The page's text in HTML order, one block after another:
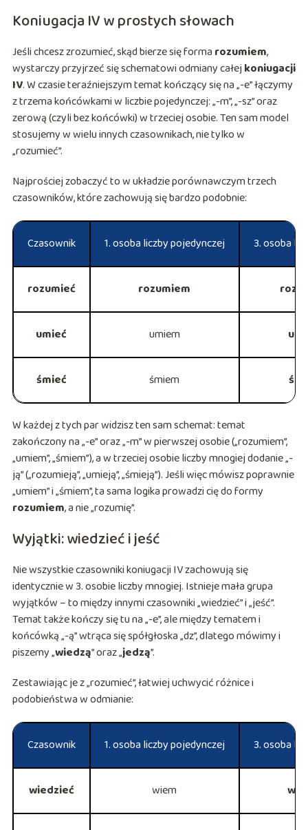
Koniugacja IV w prostych słowach
Jeśli chcesz zrozumieć, skąd bierze się forma rozumiem,
wystarczy przyjrzeć się schematowi odmiany całejkoniugacji
IV. W czasie teraźniejszym temat kończący się na „-e” łączymy
z trzema końcówkami w liczbie pojedynczej: „-m”, „-sz” oraz
zerową (czyli bez końcówki) w trzeciej osobie. Ten sam model
stosujemy w wielu innych czasownikach, nie tylko w
„rozumieć”.
Najprościej zobaczyć to w układzie porównawczym trzech
czasowników, które zachowują się bardzo podobnie:
Czasownik 1. osoba liczby pojedynczej 3. osoba
rozumieć rozumiem
umieć umiem
śmieć śmiem
W każdej z tych par widzisz ten sam schemat: temat
zakończony na „-e” oraz „-m” w pierwszej osobie („rozumiem”,
„umiem”, „śmiem”), a w trzeciej osobie liczby mnogiej dodanie „-
ją” („rozumieją”, „umieją”, „śmieją”). Jeśli więc mówisz poprawnie
„umiem” i „śmiem”, ta sama logika prowadzi cię do formy
rozumiem, a nie „rozumię”.
Wyjątki: wiedzieć i jeść
Nie wszystkie czasowniki koniugacji IV zachowują się
identycznie w 3. osobie liczby mnogiej. Istnieje mała grupa
wyjątków – to między innymi czasowniki „wiedzieć” i „jeść”.
Temat także kończy się tu na „-e”, ale między tematem i
końcówką „-ą” wtrąca się spółgłoska „dz”, dlatego mówimy i
piszemy „wiedzą” oraz „jedzą”.
Zestawiając je z „rozumieć”, łatwiej uchwycić różnice i
podobieństwa w odmianie:
Czasownik 1. osoba liczby pojedynczej 3. osoba
wiedzieć wiem